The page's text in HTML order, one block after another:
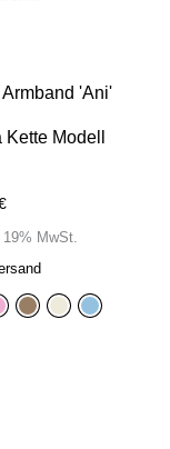
Kette Modell
MwSt.